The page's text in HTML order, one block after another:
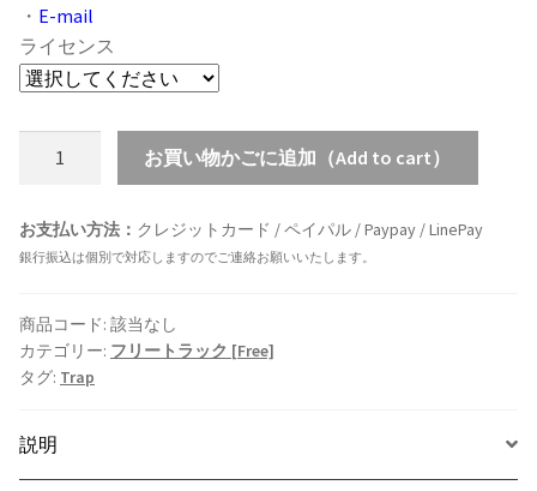
・ E-mail
ライセンス
ー
ト
ッ
ク]
01
-
HipHop/Rap/Beat/Bgm/Instrumental
お買い物かごに追加（Add to cart）
お支払い方法： クレジットカード / ペイパル / Paypay / LinePay
銀行振込は個別で対応しますのでご連絡お願いいたします。
商品コード: 該当なし
カテゴリー: フリートラック [Free]
タグ: Trap
説明